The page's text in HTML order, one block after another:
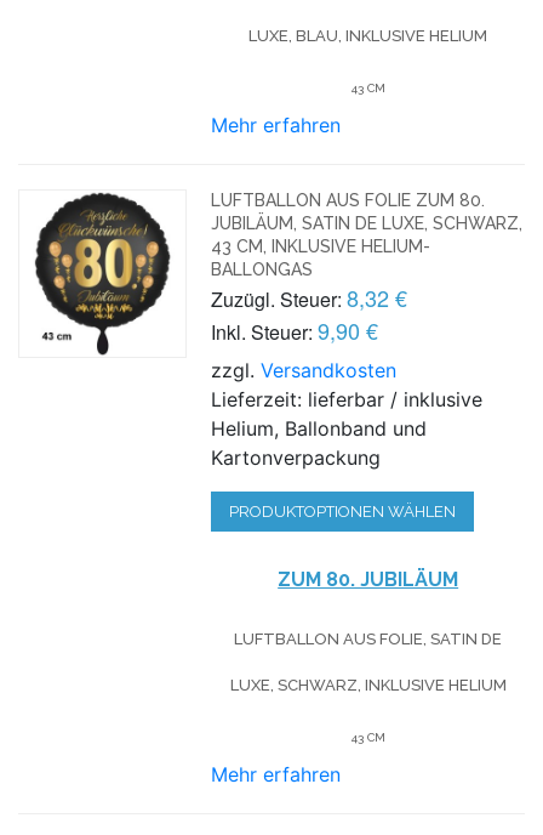
LUXE, BLAU, INKLUSIVE HELIUM
43 CM
Mehr erfahren
LUFTBALLON AUS FOLIE ZUM 80.
JUBILÄUM, SATIN DE LUXE, SCHWARZ,
43 CM, INKLUSIVE HELIUM-
BALLONGAS
Zuzügl. Steuer: 8,32 €
Inkl. Steuer: 9,90 €
zzgl.Versandkosten
Lieferzeit: lieferbar / inklusive
Helium, Ballonband und
Kartonverpackung
PRODUKTOPTIONEN WÄHLEN
ZUM 80. JUBILÄUM
LUFTBALLON AUS FOLIE, SATIN DE
LUXE, SCHWARZ, INKLUSIVE HELIUM
43 CM
Mehr erfahren